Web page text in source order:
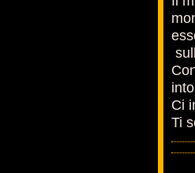
Ci
Ti